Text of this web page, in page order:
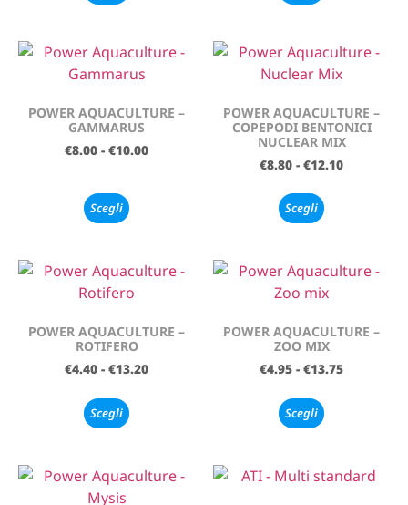
POWER AQUACULTURE –
GAMMARUS
€8.00 - €10.00
Scegli
POWER AQUACULTURE –
COPEPODI BENTONICI
NUCLEAR MIX
€8.80 - €12.10
Scegli
POWER AQUACULTURE –
ROTIFERO
€4.40 - €13.20
Scegli
POWER AQUACULTURE –
ZOO MIX
€4.95 - €13.75
Scegli